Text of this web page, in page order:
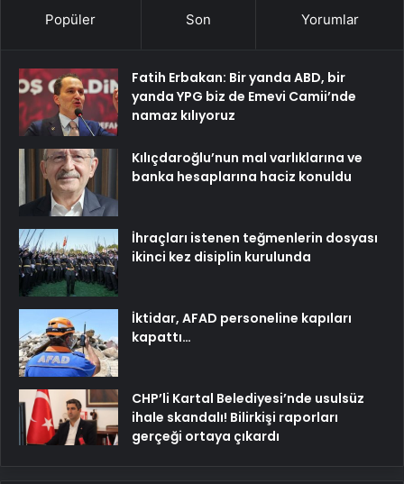
Popüler Son Yorumlar
Fatih Erbakan: Bir yanda ABD, bir
yanda YPG biz de Emevi Camii’nde
namaz kılıyoruz
Kılıçdaroğlu’nun mal varlıklarına ve
banka hesaplarına haciz konuldu
İhraçları istenen teğmenlerin dosyası
ikinci kez disiplin kurulunda
İktidar, AFAD personeline kapıları
kapattı…
CHP’li Kartal Belediyesi’nde usulsüz
ihale skandalı! Bilirkişi raporları
gerçeği ortaya çıkardı